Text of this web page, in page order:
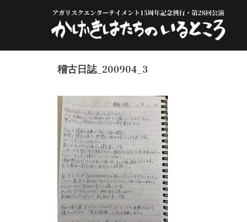
ツ
稽古日誌_200904_3